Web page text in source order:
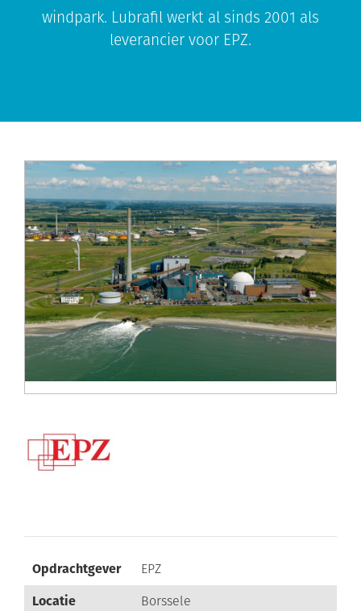
windpark. Lubrafil werkt al sinds 2001 als
leverancier voor EPZ.
Opdrachtgever
EPZ
Locatie
Borssele